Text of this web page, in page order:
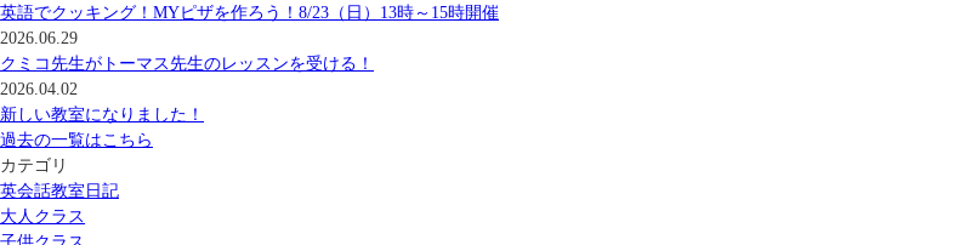
英語でクッキング！MYピザを作ろう！8/23（日）13時～15時開催
2026.06.29
クミコ先生がトーマス先生のレッスンを受ける！
2026.04.02
新しい教室になりました！
過去の一覧はこちら
カテゴリ
英会話教室日記
大人クラス